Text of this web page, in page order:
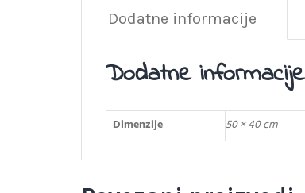
Dodatne informacije
Dodatne informacije
Dimenzije 50 × 40 cm